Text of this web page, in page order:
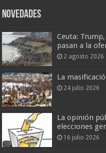
Novedades
Ceuta:
pasan a la
2 agosto 2026
La
24 julio 2026
La opinión
elecciones
16 julio 2026